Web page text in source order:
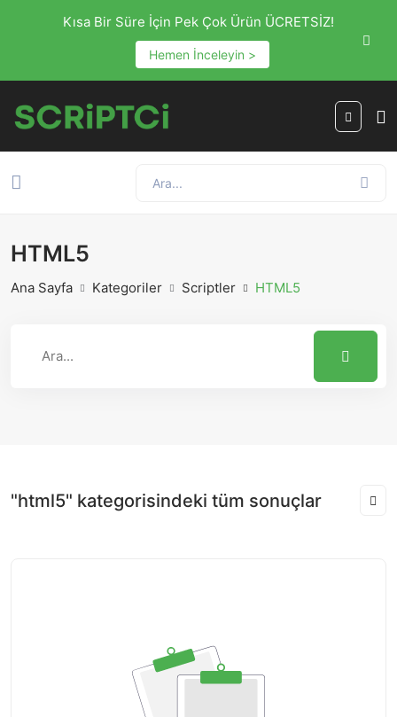
Kısa Bir Süre İçin Pek Çok Ürün ÜCRETSİZ!
Hemen İnceleyin >
HTML5
Ana Sayfa Kategoriler Scriptler HTML5
"html5" kategorisindeki tüm sonuçlar